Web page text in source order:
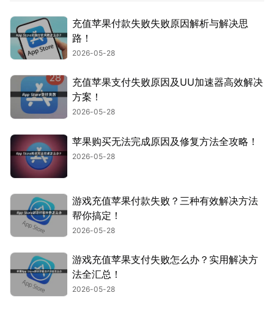
充值苹果付款失败失败原因解析与解决思
路！
2026-05-28
充值苹果支付失败原因及UU加速器高效解决
方案！
2026-05-28
苹果购买无法完成原因及修复方法全攻略！
2026-05-28
游戏充值苹果付款失败？三种有效解决方法
帮你搞定！
2026-05-28
游戏充值苹果支付失败怎么办？实用解决方
法全汇总！
2026-05-28